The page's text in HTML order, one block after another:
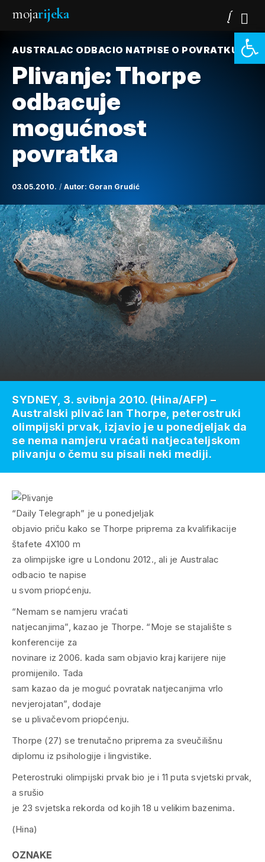
mojarijeka
AUSTRALAC ODBACIO NATPISE O POVRATKU
Plivanje: Thorpe
odbacuje
mogućnost
povratka
03.05.2010. Autor: Goran Grudić
“Daily Telegraph” je u ponedjeljak
objavio priču kako se Thorpe priprema za kvalifikacije
štafete 4X100 m
za olimpijske igre u Londonu 2012., ali je Australac
odbacio te napise
u svom priopćenju.
“Nemam se namjeru vraćati
natjecanjima”, kazao je Thorpe. “Moje se stajalište s
konferencije za
novinare iz 2006. kada sam objavio kraj karijere nije
promijenilo. Tada
sam kazao da je moguć povratak natjecanjima vrlo
nevjerojatan”, dodaje
se u plivačevom priopćenju.
Thorpe (27) se trenutačno priprema za sveučilišnu
diplomu iz psihologije i lingvistike.
Peterostruki olimpijski prvak bio je i 11 puta svjetski prvak,
a srušio
je 23 svjetska rekorda od kojih 18 u velikim bazenima.
(Hina)
OZNAKE
SYDNEY, 3. svibnja 2010. (Hina/AFP) –
Australski plivač Ian Thorpe, peterostruki
olimpijski prvak, izjavio je u ponedjeljak da
se nema namjeru vraćati natjecateljskom
plivanju o čemu su pisali neki mediji.